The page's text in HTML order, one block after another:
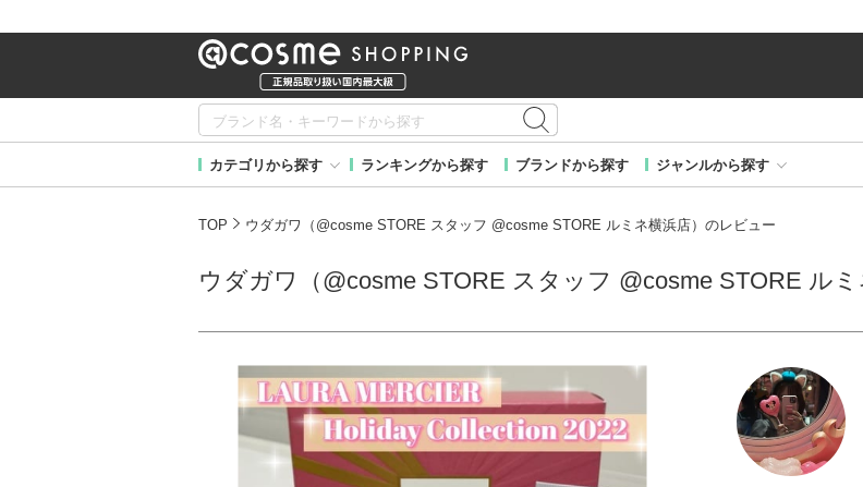
カテゴリから探す ランキングから探す ブランドから探す ジャンルから探す
TOP ウダガワ（@cosme STORE スタッフ @cosme STORE ルミネ横浜店）のレビュー
ウダガワ（@cosme STORE スタッフ @cosme STORE ル